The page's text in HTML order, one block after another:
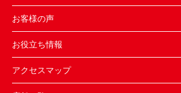
お客様の声
お役立ち情報
アクセスマップ